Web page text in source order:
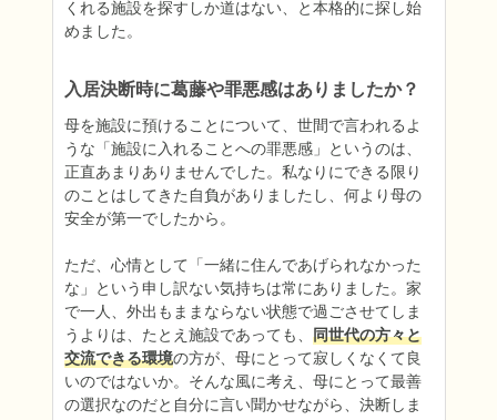
くれる施設を探すしか道はない、と本格的に探し始
めました。
入居決断時に葛藤や罪悪感はありましたか？
母を施設に預けることについて、世間で言われるよ
うな「施設に入れることへの罪悪感」というのは、
正直あまりありませんでした。私なりにできる限り
のことはしてきた自負がありましたし、何より母の
安全が第一でしたから。
ただ、心情として「一緒に住んであげられなかった
な」という申し訳ない気持ちは常にありました。家
で一人、外出もままならない状態で過ごさせてしま
うよりは、たとえ施設であっても、 同世代の方々と
交流できる環境の方が、母にとって寂しくなくて良
いのではないか。そんな風に考え、母にとって最善
の選択なのだと自分に言い聞かせながら、決断しま